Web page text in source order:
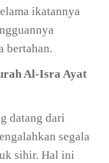
ikatannya
bertahan.
Al-Isra Ayat
datang dari
segala
sihir. Hal ini